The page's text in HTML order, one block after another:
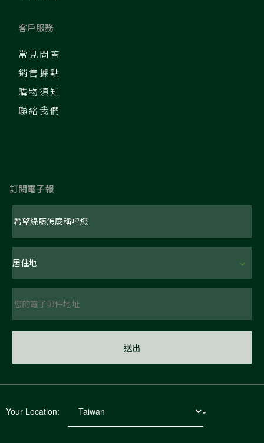
客戶服務
常見問答
銷售據點
購物須知
聯絡我們
訂閱電子報
Your Location: